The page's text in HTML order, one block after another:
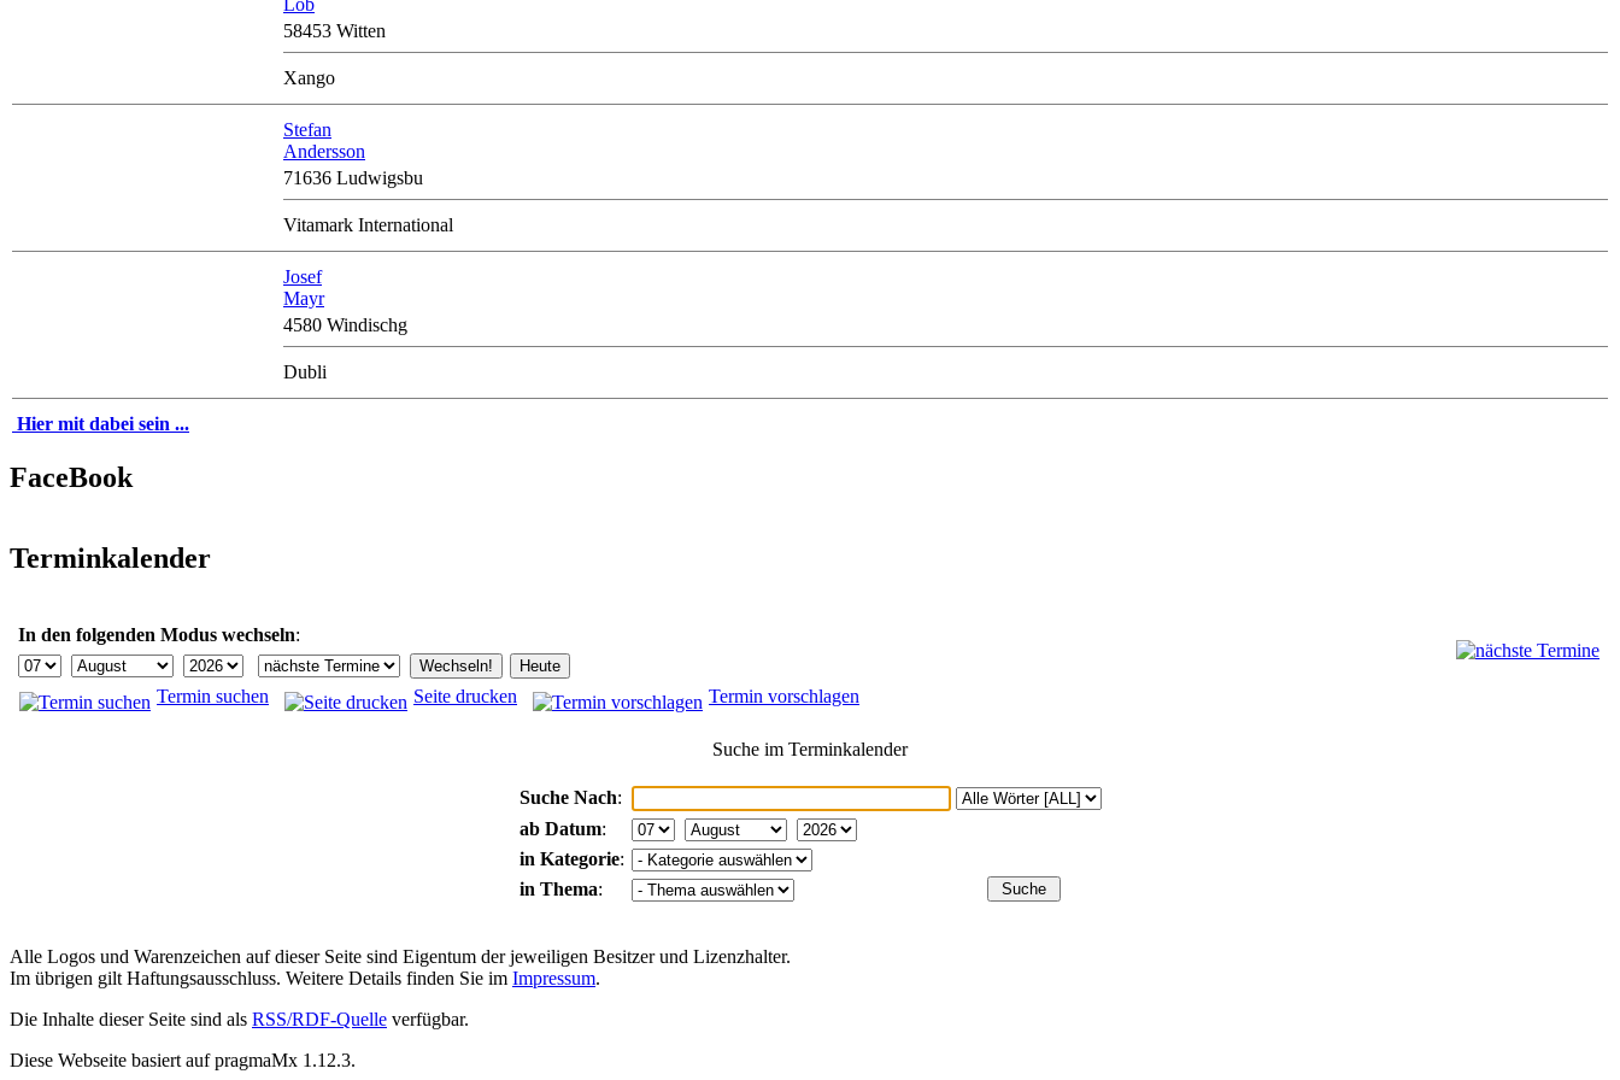
Löb
58453 Witten
Xango
Stefan
Andersson
71636 Ludwigsbu
Vitamark International
Josef
Mayr
4580 Windischg
Dubli
Hier mit dabei sein ...
FaceBook
Terminkalender
In den folgenden Modus wechseln:
Termin suchen Seite drucken Termin vorschlagen
Suche im Terminkalender
Suche Nach:
ab Datum:
in Kategorie:
in Thema:
Alle Logos und Warenzeichen auf dieser Seite sind Eigentum der jeweiligen Besitzer und Lizenzhalter.
Im übrigen gilt Haftungsausschluss. Weitere Details finden Sie im Impressum.
Die Inhalte dieser Seite sind als RSS/RDF-Quelle verfügbar.
Diese Webseite basiert auf pragmaMx 1.12.3.